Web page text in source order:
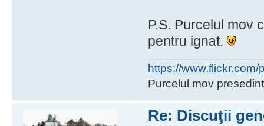
P.S. Purcelul mov
pentru ignat.
https://
Purcelul mov
Re: Discuţii